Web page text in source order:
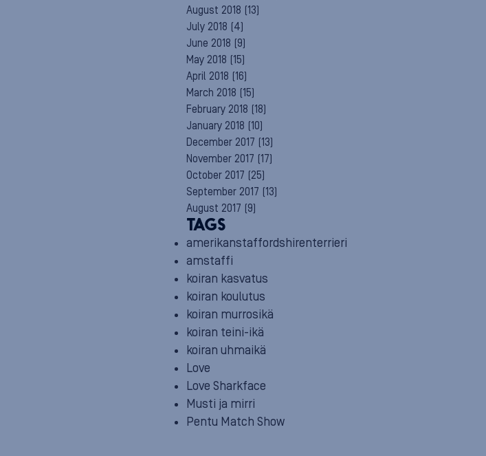
August 2018 (13)
July 2018 (4)
June 2018 (9)
May 2018 (15)
April 2018 (16)
March 2018 (15)
February 2018 (18)
January 2018 (10)
December 2017 (13)
November 2017 (17)
October 2017 (25)
September 2017 (13)
August 2017 (9)
TAGS
amerikanstaffordshirenterrieri
amstaffi
koiran kasvatus
koiran koulutus
koiran murrosikä
koiran teini-ikä
koiran uhmaikä
Love
Love Sharkface
Musti ja mirri
Pentu Match Show